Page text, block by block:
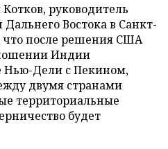
руководитель
Востока в Санкт-
что после решения США
Индии
Нью-Дели с Пекином,
двумя странами
территориальные
будет